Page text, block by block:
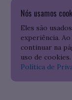
Nós usamos
Eles são
experiência.
continuar na
uso de cookies.
Política de
Consulte o